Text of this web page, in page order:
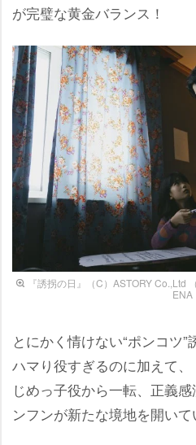
が完璧な黄金バランス！
『誘拐の日』（C）ASTORY Co.,Ltd
ENA
とにかく情けない“ポンコツ
ハマり役すぎるのに加えて
じめっ子役から一転、正義
ンフンが新たな境地を開い